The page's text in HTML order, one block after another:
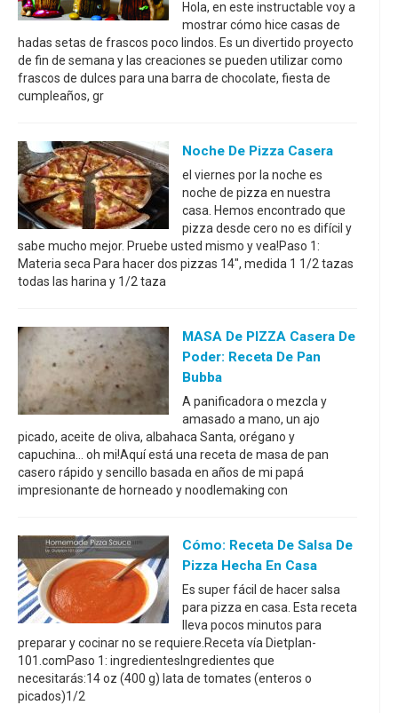
Hola, en este instructable voy a
mostrar cómo hice casas de
hadas setas de frascos poco lindos. Es un divertido proyecto
de fin de semana y las creaciones se pueden utilizar como
frascos de dulces para una barra de chocolate, fiesta de
cumpleaños, gr
Noche De Pizza Casera
el viernes por la noche es
noche de pizza en nuestra
casa. Hemos encontrado que
pizza desde cero no es difícil y
sabe mucho mejor. Pruebe usted mismo y vea!Paso 1:
Materia seca Para hacer dos pizzas 14", medida 1 1/2 tazas
todas las harina y 1/2 taza
MASA De PIZZA Casera De
Poder: Receta De Pan
Bubba
A panificadora o mezcla y
amasado a mano, un ajo
picado, aceite de oliva, albahaca Santa, orégano y
capuchina... oh mi!Aquí está una receta de masa de pan
casero rápido y sencillo basada en años de mi papá
impresionante de horneado y noodlemaking con
Cómo: Receta De Salsa De
Pizza Hecha En Casa
Es super fácil de hacer salsa
para pizza en casa. Esta receta
lleva pocos minutos para
preparar y cocinar no se requiere.Receta vía Dietplan-
101.comPaso 1: ingredientesIngredientes que
necesitarás:14 oz (400 g) lata de tomates (enteros o
picados)1/2